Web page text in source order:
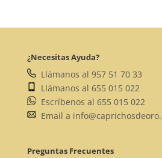
¿Necesitas Ayuda?
Llámanos al 957 51 70 33
Llámanos al 655 015 022
Escríbenos al 655 015 022
Email a
Preguntas Frecuentes